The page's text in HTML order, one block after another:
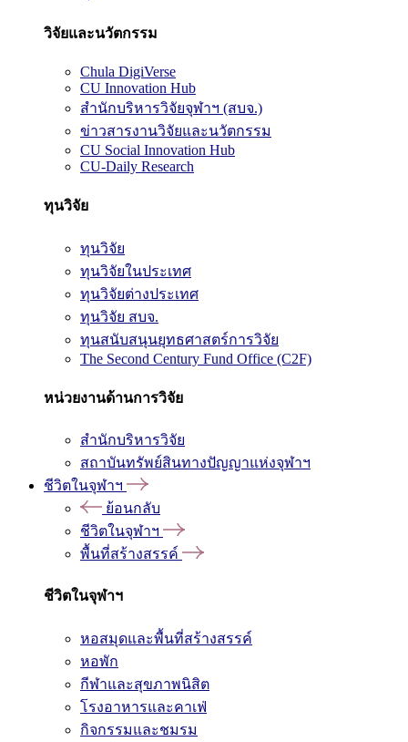
วิจัยและนวัตกรรม
Chula DigiVerse
CU Innovation Hub
สำนักบริหารวิจัยจุฬาฯ (สบจ.)
ข่าวสารงานวิจัยและนวัตกรรม
CU Social Innovation Hub
CU-Daily Research
ทุนวิจัย
ทุนวิจัย
ทุนวิจัยในประเทศ
ทุนวิจัยต่างประเทศ
ทุนวิจัย สบจ.
ทุนสนับสนุนยุทธศาสตร์การวิจัย
The Second Century Fund Office (C2F)
หน่วยงานด้านการวิจัย
สำนักบริหารวิจัย
สถาบันทรัพย์สินทางปัญญาแห่งจุฬาฯ
ชีวิตในจุฬาฯ
ย้อนกลับ
ชีวิตในจุฬาฯ
พื้นที่สร้างสรรค์
ชีวิตในจุฬาฯ
หอสมุดและพื้นที่สร้างสรรค์
หอพัก
กีฬาและสุขภาพนิสิต
โรงอาหารและคาเฟ่
กิจกรรมและชมรม